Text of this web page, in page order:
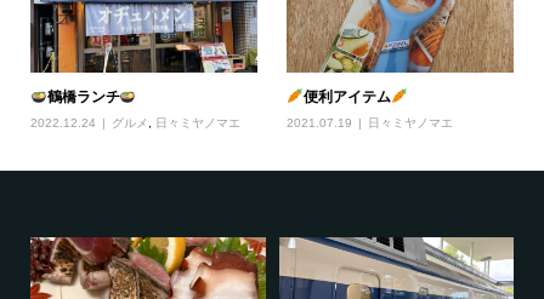
鶴橋ランチ
2022.12.24 グルメ 日々ミヤノマエ
便利アイテム
2021.07.19 日々ミヤノマエ